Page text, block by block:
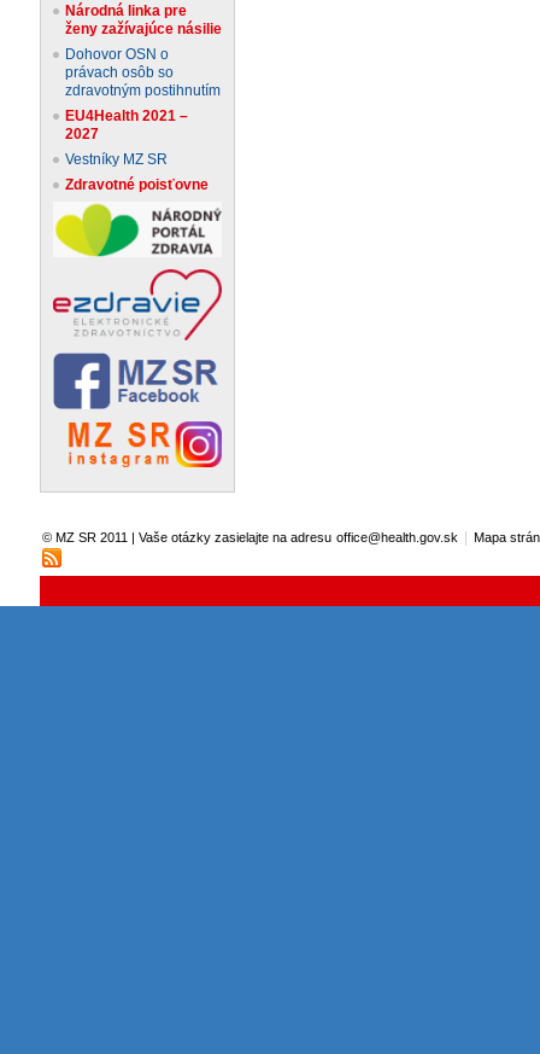
Národná linka pre
ženy zažívajúce násilie
Dohovor OSN o
právach osôb so
zdravotným postihnutím
EU4Health 2021 –
2027
Vestníky MZ SR
Zdravotné poisťovne
© MZ SR 2011 | Vaše otázky zasielajte na adresu office@health.gov.sk Mapa